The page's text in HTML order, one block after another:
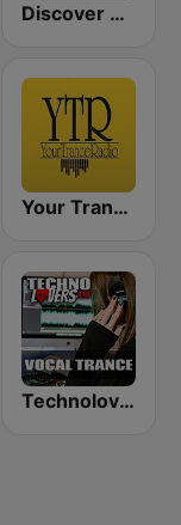
Discover Trance Radio
Your Trance Radio
Technolovers - VOCAL TRANCE